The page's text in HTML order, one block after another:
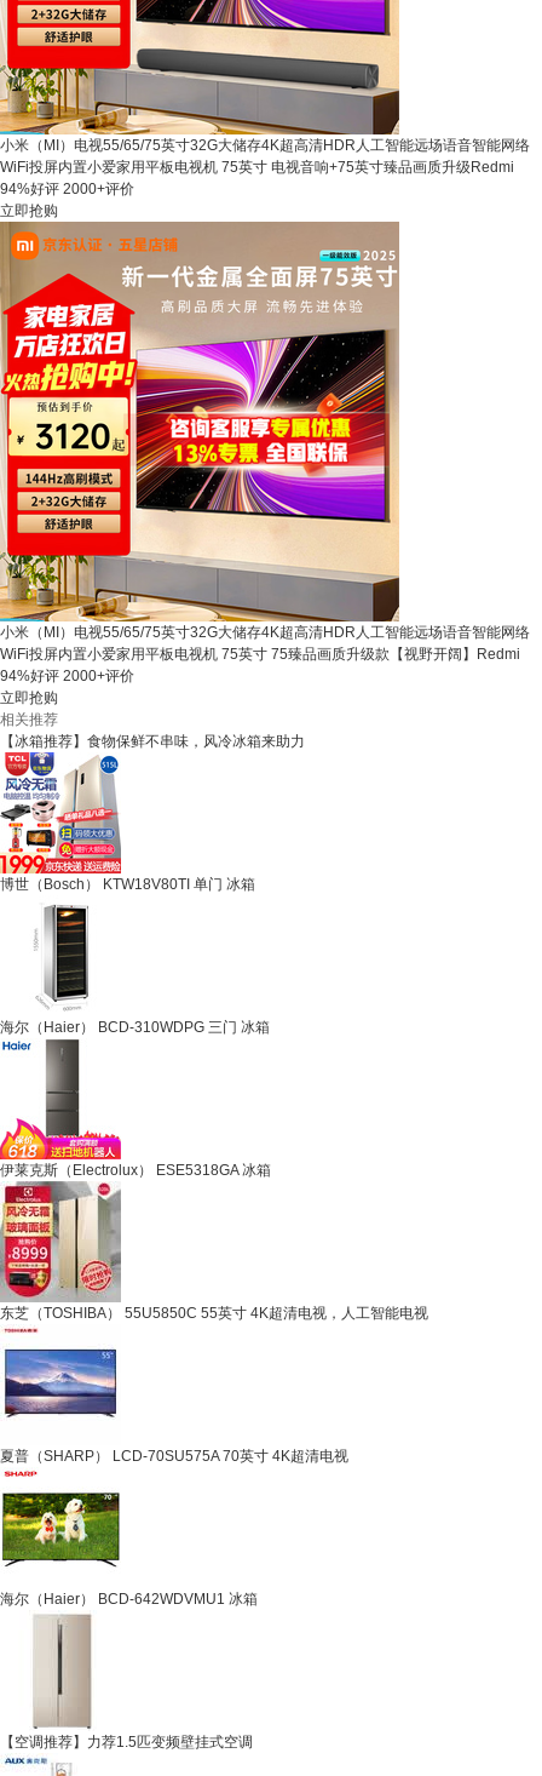
小米（MI）电视55/65/75英寸32G大储存4K超高清HDR人工智能远场语音智能网络
WiFi投屏内置小爱家用平板电视机 75英寸 电视音响+75英寸臻品画质升级Redmi
94%好评 2000+评价
立即抢购
小米（MI）电视55/65/75英寸32G大储存4K超高清HDR人工智能远场语音智能网络
WiFi投屏内置小爱家用平板电视机 75英寸 75臻品画质升级款【视野开阔】Redmi
94%好评 2000+评价
立即抢购
相关推荐
【冰箱推荐】食物保鲜不串味，风冷冰箱来助力
博世（Bosch） KTW18V80TI 单门 冰箱
海尔（Haier） BCD-310WDPG 三门 冰箱
伊莱克斯（Electrolux） ESE5318GA 冰箱
东芝（TOSHIBA） 55U5850C 55英寸 4K超清电视，人工智能电视
夏普（SHARP） LCD-70SU575A 70英寸 4K超清电视
海尔（Haier） BCD-642WDVMU1 冰箱
【空调推荐】力荐1.5匹变频壁挂式空调